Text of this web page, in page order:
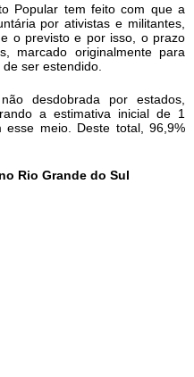
Popular tem feito com que a
por ativistas e militantes,
o previsto e por isso, o prazo
marcado originalmente para
ser estendido.
desdobrada por estados,
a estimativa inicial de 1
esse meio. Deste total, 96,9%
Rio Grande do Sul